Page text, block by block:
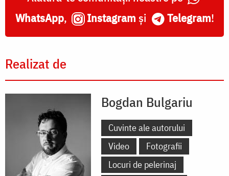
WhatsApp, Instagram și Telegram!
Realizat de
Bogdan Bulgariu
Cuvinte ale autorului
Video
Fotografii
Locuri de pelerinaj